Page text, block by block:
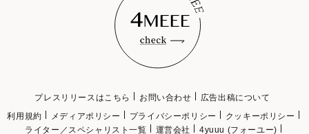
プレスリリースはこちら お問い合わせ
広告出稿について
利用規約
メディアポリシー プライバシーポリシー
クッキーポリシー
ライター／スペシャリスト一覧
運営会社 4yuuu (フォーユー)